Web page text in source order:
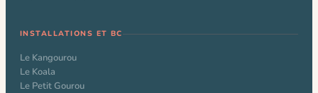
INSTALLATIONS ET BC
Le Kangourou
Le Koala
Le Petit Gourou